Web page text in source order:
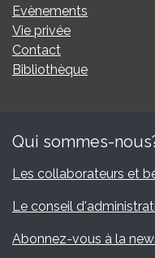
Evènements
Vie privée
Contact
Bibliothèque
Qui sommes-
Les collaborateurs et
Le conseil
Abonnez-vous à la